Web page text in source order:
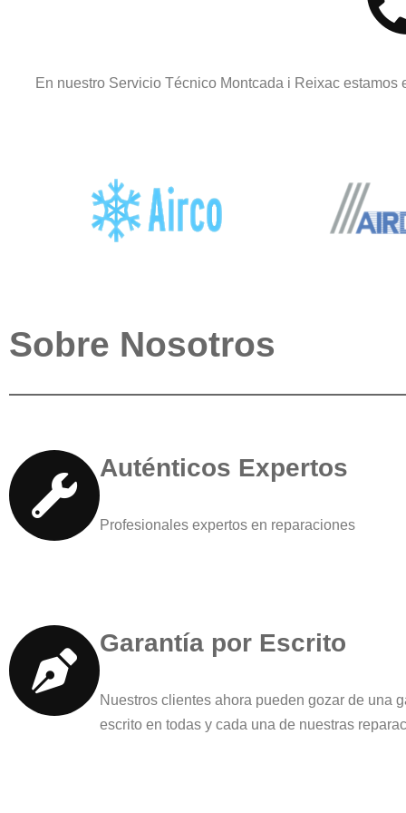
En nuestro Servicio Técnico Montcada i Reixac
Sobre Nosotros
Auténticos Expertos
Profesionales expertos en reparaciones
Garantía por Escrito
Nuestros clientes ahora pueden gozar de una
escrito en todas y cada una de nuestras